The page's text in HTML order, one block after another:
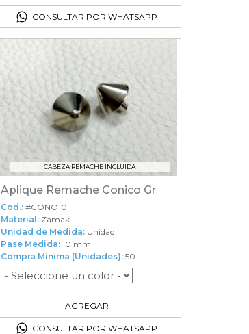
CONSULTAR POR WHATSAPP
CABEZA REMACHE INCLUIDA
Aplique Remache Conico Gr
Cod.: #CONO10
Material: Zamak
Unidad de Medida: Unidad
Pase Medida: 10 mm
Compra Mínima (Unidades): 50
AGREGAR
50en el carrito
CONSULTAR POR WHATSAPP